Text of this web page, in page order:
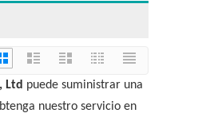
Ltd puede suministrar una
nuestro servicio en